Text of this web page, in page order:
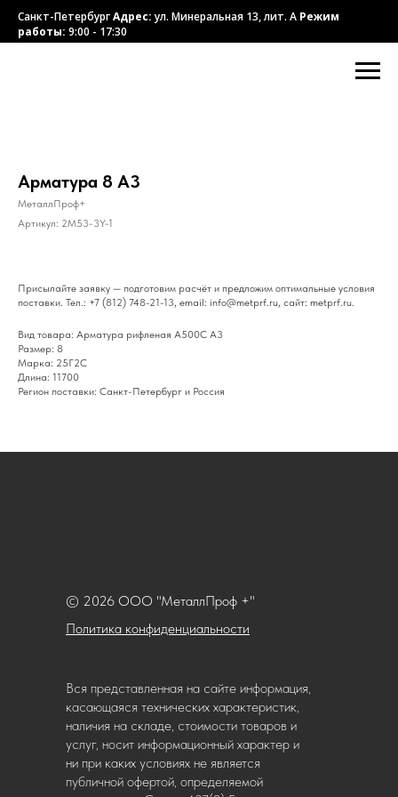
Санкт-ПетербургАдрес:ул. Минеральная 13, лит. А Режим
работы: 9:00 - 17:30
Арматура 8 А3
МеталлПроф+
Артикул: 2M53-3Y-1
Присылайте заявку — подготовим расчёт и предложим оптимальные условия
поставки. Тел.: +7 (812) 748-21-13, email: info@metprf.ru, сайт: metprf.ru.
Вид товара: Арматура рифленая А500С А3
Размер: 8
Марка: 25Г2С
Длина: 11700
Регион поставки: Санкт-Петербург и Россия
Политика конфиденциальности
© 2026 ООО "МеталлПроф +"
Вся представленная на сайте информация,
касающаяся технических характеристик,
наличия на складе, стоимости товаров и
услуг, носит информационный характер и
ни при каких условиях не является
публичной офертой, определяемой